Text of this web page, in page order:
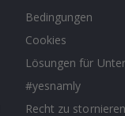
Bedingungen
Cookies
Lösungen für
#yesnamly
Recht zu stornieren